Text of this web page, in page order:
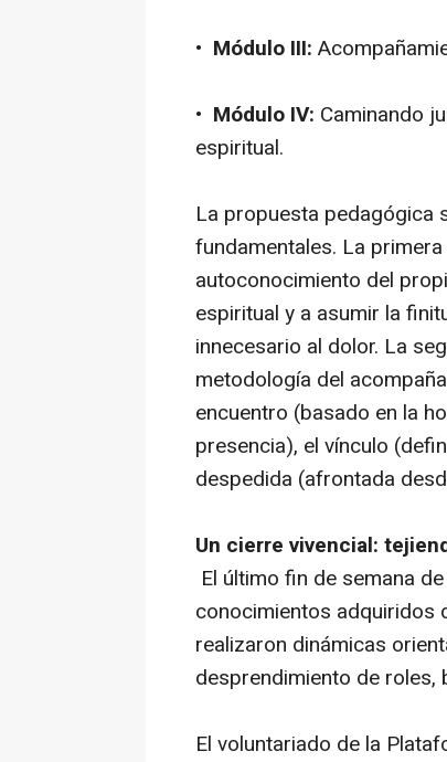
• Módulo III:
• Módulo IV: Caminando
espiritual.
La propuesta pedagógica
fundamentales. La
autoconocimiento del
espiritual y a asumir la
innecesario al dolor. La
metodología del
encuentro (basado en la
presencia), el vínculo
despedida (afrontada
Un cierre vivencial:
El último fin de semana
conocimientos adquiridos
realizaron dinámicas
desprendimiento de roles,
El voluntariado de la